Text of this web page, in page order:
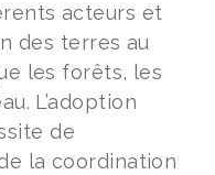
acteurs et
des terres au
les forêts, les
L’adoption
de
la coordination